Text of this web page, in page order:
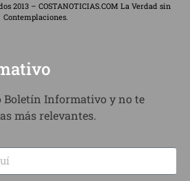
2013 – COSTANOTICIAS.COM La Verdad sin
Contemplaciones.
Boletín Informativo y no te
más relevantes.